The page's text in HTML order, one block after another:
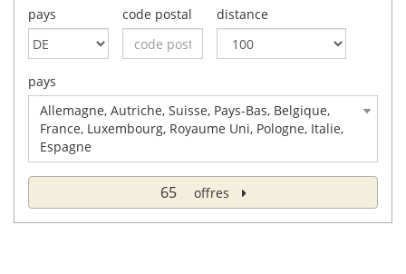
pays code postal distance
pays
Allemagne, Autriche, Suisse, Pays-Bas, Belgique,
France, Luxembourg, Royaume Uni, Pologne, Italie,
Espagne
65 offres